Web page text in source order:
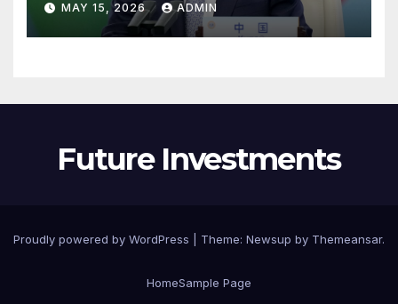
MAY 15, 2026 ADMIN
Future Investments
Proudly powered by WordPress Theme: Newsup by Themeansar.
HomeSample Page